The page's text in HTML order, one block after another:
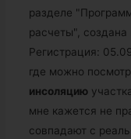
разделе
расчеты", создана
Регистрация:
где можно
инсоляцию
мне кажется не
совпадают с